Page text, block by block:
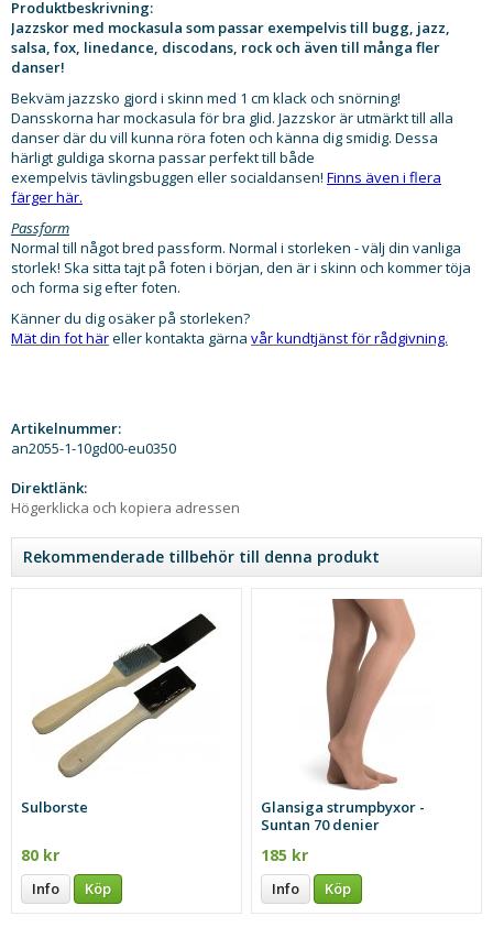
Produktbeskrivning:
Jazzskor med mockasula som passar exempelvis till bugg, jazz,
salsa, fox, linedance discodans, rock och även till många fler
danser!
Bekväm jazzsko gjord i skinn med 1 cm klack och snörning!
Dansskorna har mockasula för bra glid. Jazzskor är utmärkt till alla
danser där du vill kunna röra foten och känna dig smidig. Dessa
härligt guldiga skorna passar perfekt till både
exempelvis tävlingsbuggen eller socialdansen! Finns även i flera
färger här.
Passform
Normal till något bred passform. Normal i storleken - välj din vanliga
storlek! Ska sitta tajt på foten i början, den är i skinn och kommer töja
och forma sig efter foten.
Känner du dig osäker på storleken?
​Mät din fot häreller kontakta gärna vår kundtjänst för rådgivning.
Artikelnummer:
an2055-1-10gd00-eu0350
Direktlänk:
Högerklicka och kopiera adressen
Rekommenderade tillbehör till denna produkt
Sulborste
80 kr
Info Köp
Glansiga strumpbyxor -
Suntan 70 denier
185 kr
Info Köp